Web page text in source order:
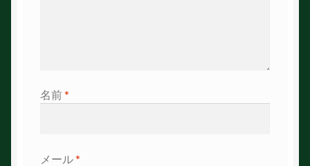
名前*
メール*